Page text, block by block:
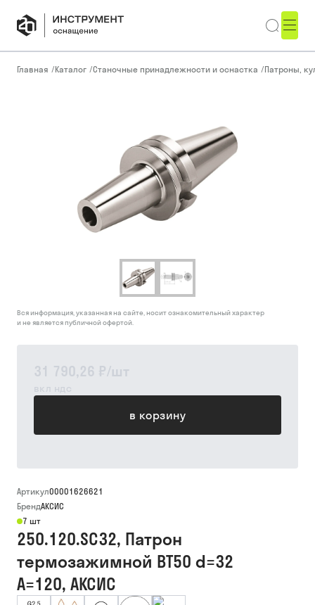
Главная /Каталог /Станочные принадлежности и оснастка /Патроны,
31 790,26 ₽/шт
вкл ндс
в корзину
Вся информация, указанная на сайте, носит ознакомительный характер
и не является публичной офертой.
Артикул00001626621
БрендАКСИС
7 шт
250.120.SC32, Патрон
термозажимной BT50 d=32
A=120, АКСИС